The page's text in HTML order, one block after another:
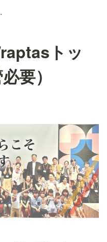
必要）
トッ
要）